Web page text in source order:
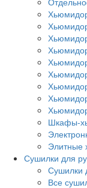
Шкафы-
Элитные
Сушилки для
Сушилки
Все